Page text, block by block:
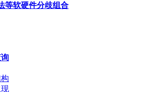
等软硬件分歧组合